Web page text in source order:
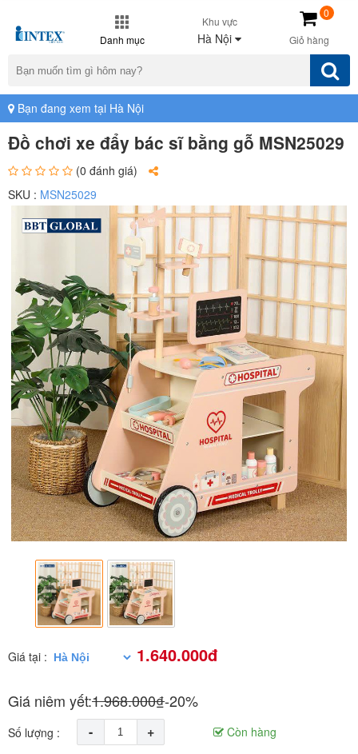
Danh mục
Khu vực
Hà Nội Giỏ hàng
0
Bạn đang xem tại Hà Nội
Đồ chơi xe đẩy bác sĩ bằng gỗ MSN25029
(0 đánh giá)
SKU : MSN25029
Giá tại : 1.640.000đ
Giá niêm yết:1.968.000₫-20%
Số lượng : - +
Còn hàng